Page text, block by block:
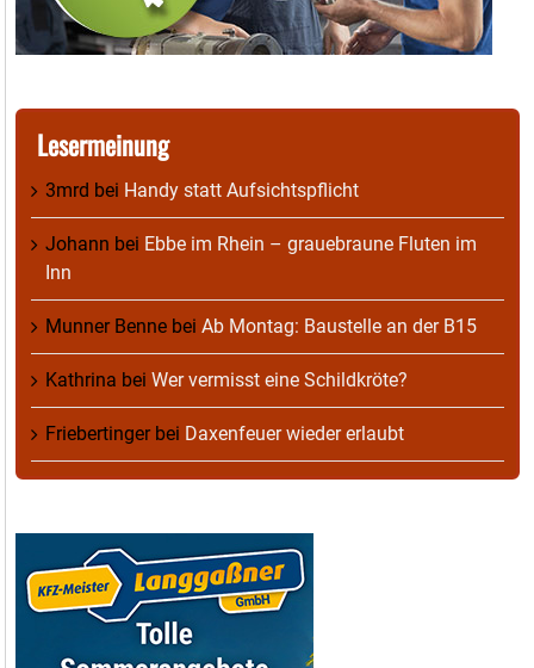
Lesermeinung
3mrd bei Handy statt Aufsichtspflicht
Johann bei Ebbe im Rhein – grauebraune Fluten im
Inn
Munner Benne bei Ab Montag: Baustelle an der B15
Kathrina bei Wer vermisst eine Schildkröte?
Friebertingerbei Daxenfeuer wieder erlaubt